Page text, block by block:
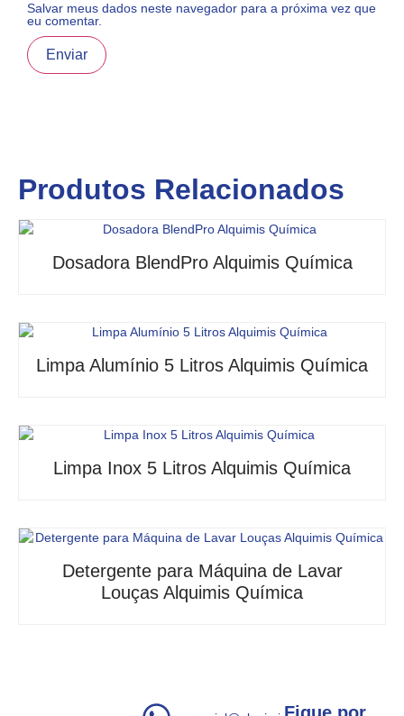
Salvar meus dados neste navegador para a próxima vez que
eu comentar.
Produtos Relacionados
Dosadora BlendPro Alquimis Química
Limpa Alumínio 5 Litros Alquimis Química
Limpa Inox 5 Litros Alquimis Química
Detergente para Máquina de Lavar
Louças Alquimis Química